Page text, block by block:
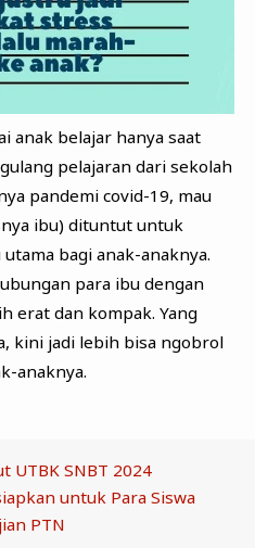
anak belajar hanya saat
pelajaran dari sekolah
pandemi covid-19, mau
ibu) dituntut untuk
bagi anak-anaknya.
para ibu dengan
erat dan kompak. Yang
kini jadi lebih bisa ngobrol
anaknya.
UTBK SNBT 2024
untuk Para Siswa
PTN